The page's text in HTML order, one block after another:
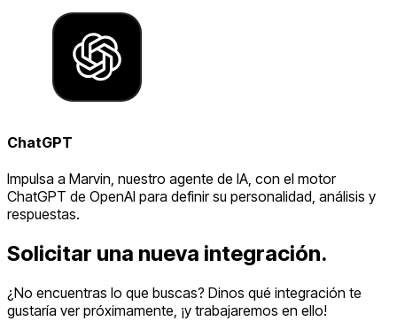
ChatGPT
Impulsa a Marvin, nuestro agente de IA, con el motor
ChatGPT de OpenAI para definir su personalidad, análisis y
respuestas.
Solicitar una nueva integración.
¿No encuentras lo que buscas? Dinos qué integración te
gustaría ver próximamente, ¡y trabajaremos en ello!